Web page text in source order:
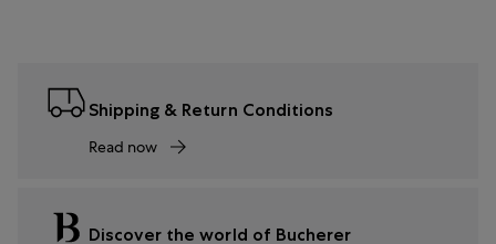
Shipping & Return Conditions
Read now
Discover the world of Bucherer